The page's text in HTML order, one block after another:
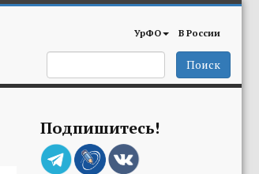
УрФО В России
Поиск
Подпишитесь!